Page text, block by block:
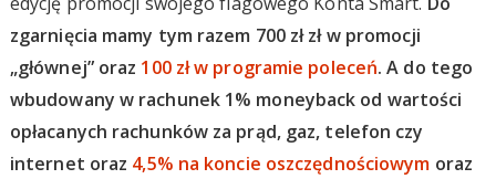
zgarnięcia mamy tym razem 700 zł zł w promocji
„głównej” oraz 100 zł w programie poleceń. A do tego
wbudowany w rachunek 1% moneyback od wartości
opłacanych rachunków za prąd, gaz, telefon czy
internet oraz 4,5% na koncie oszczędnościowym oraz